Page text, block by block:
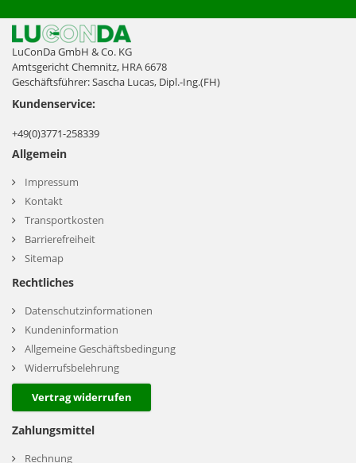
LuConDa GmbH & Co. KG
Amtsgericht Chemnitz, HRA 6678
Geschäftsführer: Sascha Lucas, Dipl.-Ing.(FH)
Kundenservice:
+49(0)3771-258339
Allgemein
Impressum
Kontakt
Transportkosten
Barrierefreiheit
Sitemap
Rechtliches
Datenschutzinformationen
Kundeninformation
Allgemeine Geschäftsbedingung
Widerrufsbelehrung
Vertrag widerrufen
Zahlungsmittel
Rechnung